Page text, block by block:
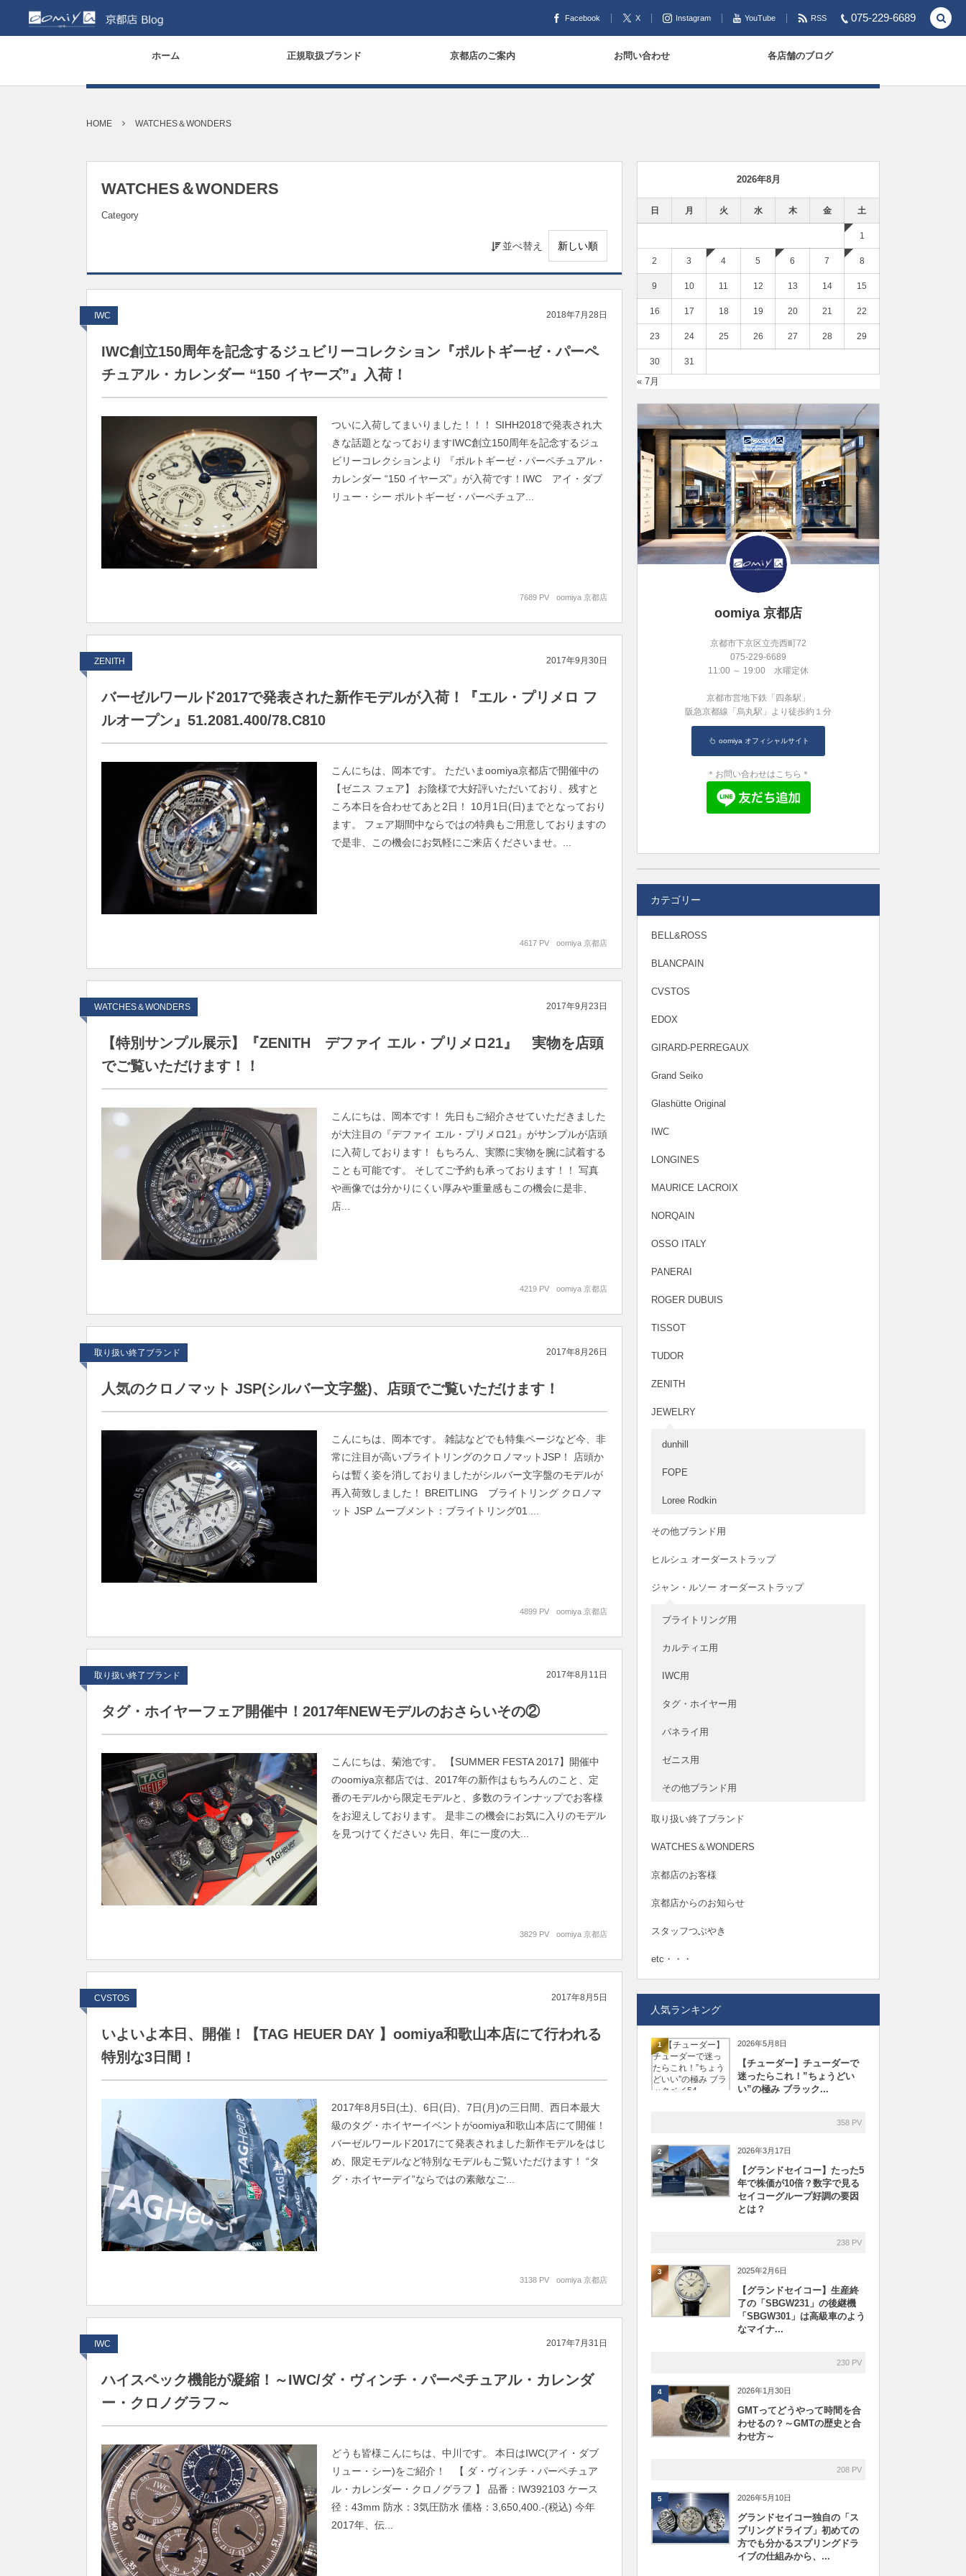
075-229-6689
Facebook X Instagram YouTube RSS
ホーム 正規取扱ブランド 京都店のご案内 お問い合わせ 各店舗のブログ
HOME WATCHES＆WONDERS
WATCHES＆WONDERS
Category
並べ替え
IWC 2018年7月28日
IWC創立150周年を記念するジュビリーコレクション『ポルトギーゼ・パーペ
チュアル・カレンダー “150 イヤーズ”』入荷！
ついに入荷してまいりました！！！ SIHH2018で発表され大
きな話題となっておりますIWC創立150周年を記念するジュ
ビリーコレクションより 『ポルトギーゼ・パーペチュアル・
カレンダー “150 イヤーズ”』が入荷です！IWC アイ・ダブ
リュー・シー ポルトギーゼ・パーペチュア...
oomiya 京都店
7689 PV
ZENITH 2017年9月30日
バーゼルワールド2017で発表された新作モデルが入荷！『エル・プリメロ フ
ルオープン』51.2081.400/78.C810
こんにちは、岡本です。 ただいまoomiya京都店で開催中の
【ゼニス フェア】 お陰様で大好評いただいており、残すと
ころ本日を合わせてあと2日！ 10月1日(日)までとなっており
ます。 フェア期間中ならではの特典もご用意しておりますの
で是非、この機会にお気軽にご来店くださいませ。...
oomiya 京都店
4617 PV
WATCHES＆WONDERS 2017年9月23日
【特別サンプル展示】『ZENITH デファイ エル・プリメロ21』 実物を店頭
でご覧いただけます！！
こんにちは、岡本です！ 先日もご紹介させていただきました
が大注目の『デファイ エル・プリメロ21』がサンプルが店頭
に入荷しております！ もちろん、実際に実物を腕に試着する
ことも可能です。 そしてご予約も承っております！！ 写真
や画像では分かりにくい厚みや重量感もこの機会に是非、
店...
oomiya 京都店
4219 PV
取り扱い終了ブランド 2017年8月26日
人気のクロノマット JSP(シルバー文字盤)、店頭でご覧いただけます！
こんにちは、岡本です。 雑誌などでも特集ページなど今、非
常に注目が高いブライトリングのクロノマットJSP！ 店頭か
らは暫く姿を消しておりましたがシルバー文字盤のモデルが
再入荷致しました！ BREITLING ブライトリング クロノマ
ット JSP ムーブメント：ブライトリング01 ...
oomiya 京都店
4899 PV
取り扱い終了ブランド 2017年8月11日
タグ・ホイヤーフェア開催中！2017年NEWモデルのおさらいその②
こんにちは、菊池です。 【SUMMER FESTA 2017】開催中
のoomiya京都店では、2017年の新作はもちろんのこと、定
番のモデルから限定モデルと、多数のラインナップでお客様
をお迎えしております。 是非この機会にお気に入りのモデル
を見つけてください♪ 先日、年に一度の大...
oomiya 京都店
3829 PV
CVSTOS 2017年8月5日
いよいよ本日、開催！【TAG HEUER DAY 】oomiya和歌山本店にて行われる
特別な3日間！
2017年8月5日(土)、6日(日)、7日(月)の三日間、西日本最大
級のタグ・ホイヤーイベントがoomiya和歌山本店にて開催！
バーゼルワールド2017にて発表されました新作モデルをはじ
め、限定モデルなど特別なモデルもご覧いただけます！ “タ
グ・ホイヤーデイ”ならではの素敵なご...
oomiya 京都店
3138 PV
IWC 2017年7月31日
ハイスペック機能が凝縮！～IWC/ダ・ヴィンチ・パーペチュアル・カレンダ
ー・クロノグラフ～
どうも皆様こんにちは、中川です。 本日はIWC(アイ・ダブ
リュー・シー)をご紹介！ 【 ダ・ヴィンチ・パーペチュア
ル・カレンダー・クロノグラフ 】 品番：IW392103 ケース
径：43mm 防水：3気圧防水 価格：3,650,400.-(税込) 今年
2017年、伝...
2026年8月
日 月 火 水 木 金 土
1
2 3 4 5 6 7 8
9 10 11 12 13 14 15
16 17 18 19 20 21 22
23 24 25 26 27 28 29
30 31
« 7月
oomiya 京都店
京都市下京区立売西町72
075-229-6689
11:00 ～ 19:00 水曜定休
京都市営地下鉄「四条駅」
阪急京都線「烏丸駅」より徒歩約１分
oomiya オフィシャルサイト
＊お問い合わせはこちら＊
カテゴリー
BELL&ROSS
BLANCPAIN
CVSTOS
EDOX
GIRARD-PERREGAUX
Grand Seiko
Glashütte Original
IWC
LONGINES
MAURICE LACROIX
NORQAIN
OSSO ITALY
PANERAI
ROGER DUBUIS
TISSOT
TUDOR
ZENITH
JEWELRY
dunhill
FOPE
Loree Rodkin
その他ブランド用
ヒルシュ オーダーストラップ
ジャン・ルソー オーダーストラップ
ブライトリング用
カルティエ用
IWC用
タグ・ホイヤー用
パネライ用
ゼニス用
その他ブランド用
取り扱い終了ブランド
WATCHES＆WONDERS
京都店のお客様
京都店からのお知らせ
スタッフつぶやき
etc・・・
人気ランキング
1 2026年5月8日
【チューダー】チューダーで
迷ったらこれ！”ちょうどい
い”の極み ブラック...
358 PV
2 2026年3月17日
【グランドセイコー】たった5
年で株価が10倍？数字で見る
セイコーグループ好調の要因
とは？
238 PV
3 2025年2月6日
【グランドセイコー】生産終
了の「SBGW231」の後継機
「SBGW301」は高級車のよう
なマイナ...
230 PV
4 2026年1月30日
GMTってどうやって時間を合
わせるの？～GMTの歴史と合
わせ方～
208 PV
5 2026年5月10日
グランドセイコー独自の「ス
プリングドライブ」初めての
方でも分かるスプリングドラ
イブの仕組みから、...